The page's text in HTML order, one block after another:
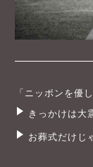
「ニッポンを優
きっかけは大
お葬式だけじ